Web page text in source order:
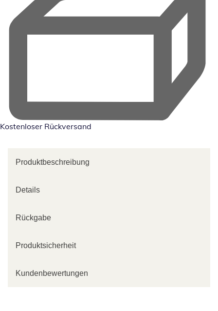
Kostenloser Rückversand
Produktbeschreibung
Details
Rückgabe
Produktsicherheit
Kundenbewertungen